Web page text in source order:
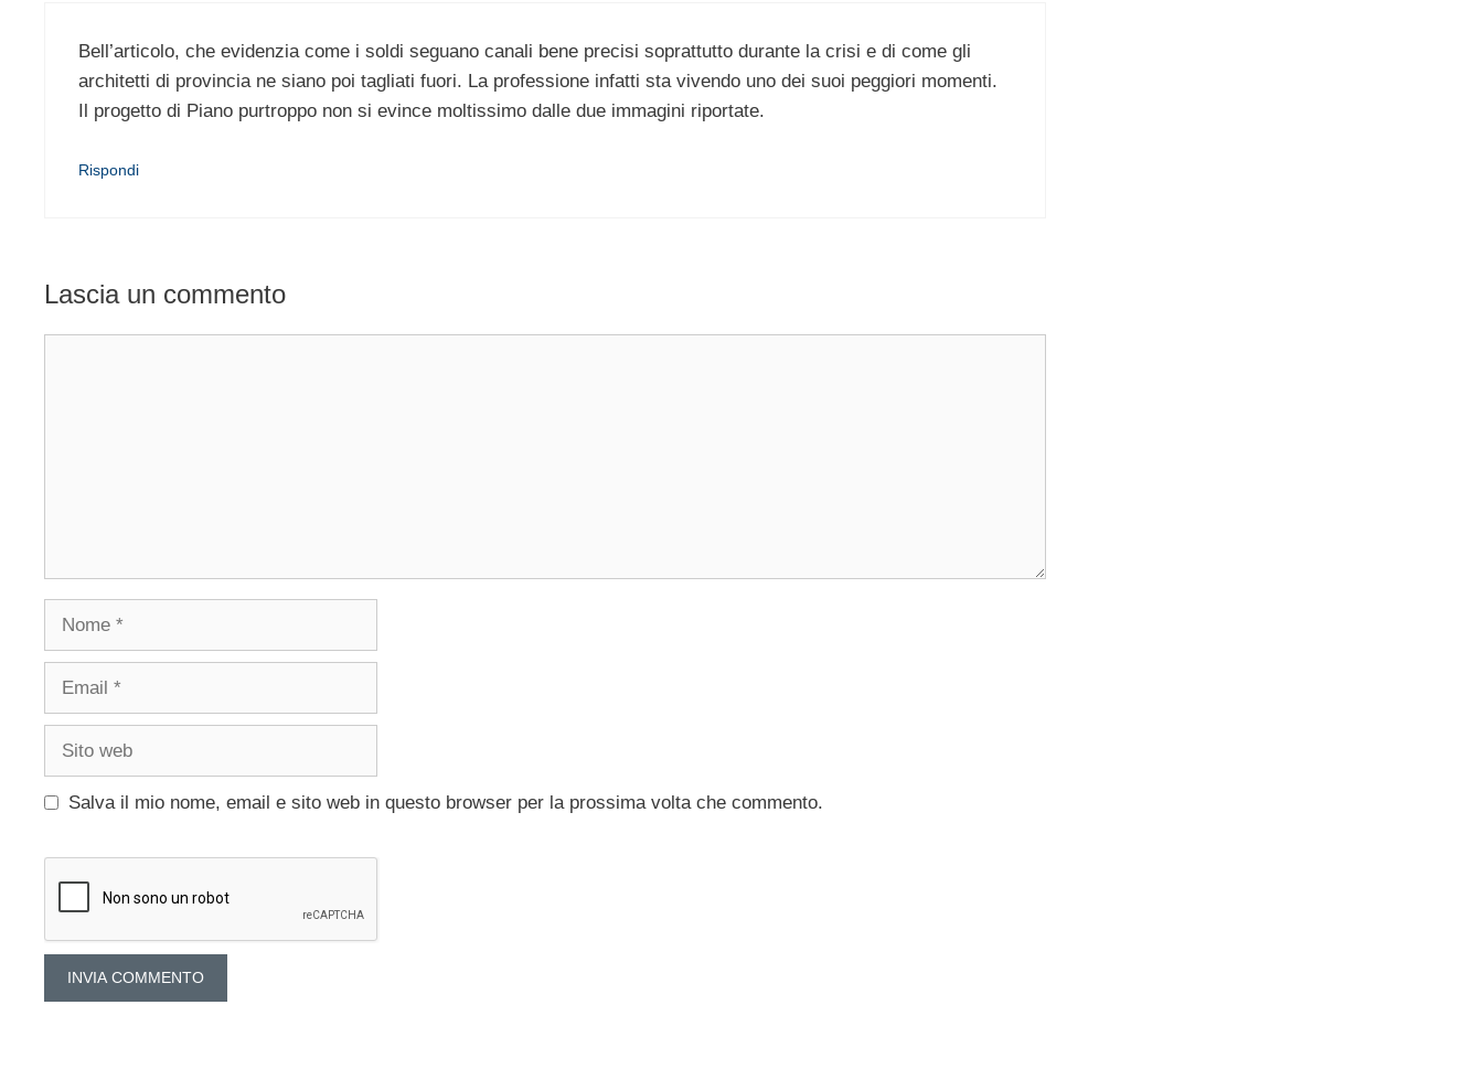
Bell’articolo, che evidenzia come i soldi seguano canali bene precisi soprattutto durante la crisi e di come gli
architetti di provincia ne siano poi tagliati fuori. La professione infatti sta vivendo uno dei suoi peggiori momenti.
Il progetto di Piano purtroppo non si evince moltissimo dalle due immagini riportate.
Rispondi
Lascia un commento
Nome
Email
Sito
Salva il mio nome, email e sito web in questo browser per la prossima volta che commento.